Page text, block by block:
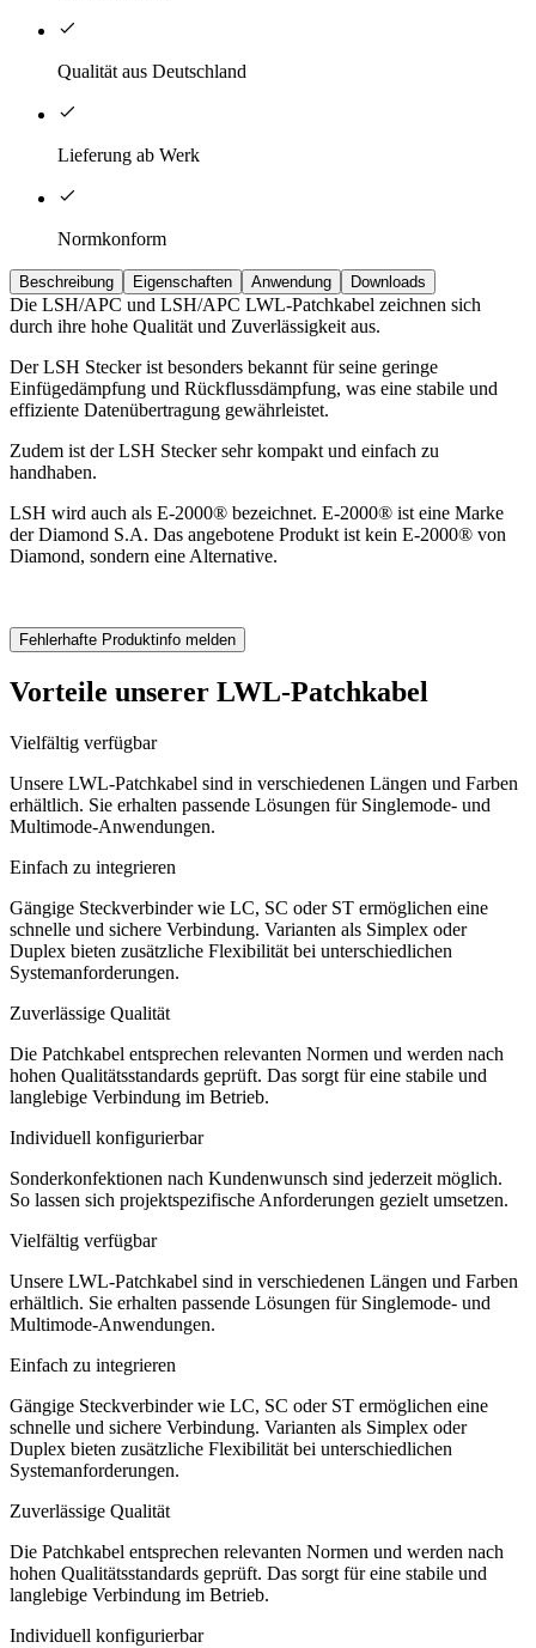
Qualität aus Deutschland
Lieferung ab Werk
Normkonform
Beschreibung Eigenschaften Anwendung Downloads
Die LSH/APC und LSH/APC LWL-Patchkabel zeichnen sich
durch ihre hohe Qualität und Zuverlässigkeit aus.
Der LSH Stecker ist besonders bekannt für seine geringe
Einfügedämpfung und Rückflussdämpfung, was eine stabile und
effiziente Datenübertragung gewährleistet.
Zudem ist der LSH Stecker sehr kompakt und einfach zu
handhaben.
LSH wird auch als E-2000® bezeichnet. E-2000® ist eine Marke
der Diamond S.A. Das angebotene Produkt ist kein E-2000® von
Diamond, sondern eine Alternative.
Fehlerhafte Produktinfo melden
Vorteile unserer LWL-Patchkabel
Vielfältig verfügbar
Unsere LWL-Patchkabel sind in verschiedenen Längen und Farben
erhältlich. Sie erhalten passende Lösungen für Singlemode- und
Multimode-Anwendungen.
Einfach zu integrieren
Gängige Steckverbinder wie LC, SC oder ST ermöglichen eine
schnelle und sichere Verbindung. Varianten als Simplex oder
Duplex bieten zusätzliche Flexibilität bei unterschiedlichen
Systemanforderungen.
Zuverlässige Qualität
Die Patchkabel entsprechen relevanten Normen und werden nach
hohen Qualitätsstandards geprüft. Das sorgt für eine stabile und
langlebige Verbindung im Betrieb.
Individuell konfigurierbar
Sonderkonfektionen nach Kundenwunsch sind jederzeit möglich.
So lassen sich projektspezifische Anforderungen gezielt umsetzen.
Vielfältig verfügbar
Unsere LWL-Patchkabel sind in verschiedenen Längen und Farben
erhältlich. Sie erhalten passende Lösungen für Singlemode- und
Multimode-Anwendungen.
Einfach zu integrieren
Gängige Steckverbinder wie LC, SC oder ST ermöglichen eine
schnelle und sichere Verbindung. Varianten als Simplex oder
Duplex bieten zusätzliche Flexibilität bei unterschiedlichen
Systemanforderungen.
Zuverlässige Qualität
Die Patchkabel entsprechen relevanten Normen und werden nach
hohen Qualitätsstandards geprüft. Das sorgt für eine stabile und
langlebige Verbindung im Betrieb.
Individuell konfigurierbar